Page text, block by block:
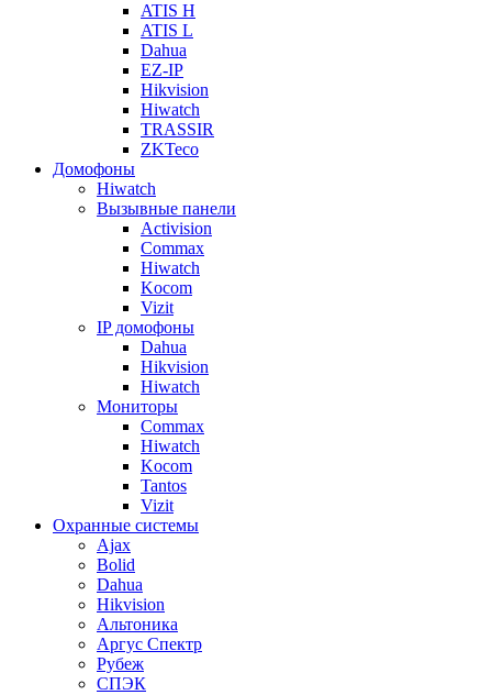
ATIS H
ATIS L
Dahua
EZ-IP
Hikvision
Hiwatch
TRASSIR
ZKTeco
Домофоны
Hiwatch
Вызывные панели
Activision
Commax
Hiwatch
Kocom
Vizit
IP домофоны
Dahua
Hikvision
Hiwatch
Мониторы
Commax
Hiwatch
Kocom
Tantos
Vizit
Охранные системы
Ajax
Bolid
Dahua
Hikvision
Альтоника
Аргус Спектр
Рубеж
СПЭК